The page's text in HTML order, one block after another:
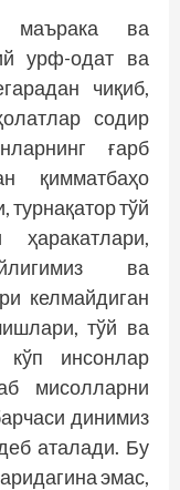
маърака ва
урф-одат ва
чиқиб,
содир
ғарб
қимматбаҳо
тўй
ҳаракатлари,
ва
келмайдиган
тўй ва
инсонлар
мисолларни
динимиз
аталади. Бу
эмас,